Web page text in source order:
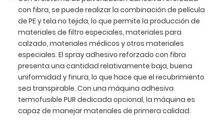
con fibra, se puede realizar la combinación de película
de PE y tela no tejida, lo que permite la producción de
materiales de filtro especiales, materiales para
calzado, materiales médicos y otros materiales
especiales. El spray adhesivo reforzado con fibra
presenta una cantidad relativamente baja, buena
uniformidad y finura, lo que hace que el recubrimiento
sea transpirable. Con una máquina adhesiva
termofusible PUR dedicada opcional, la máquina es
capaz de manejar materiales de primera calidad.